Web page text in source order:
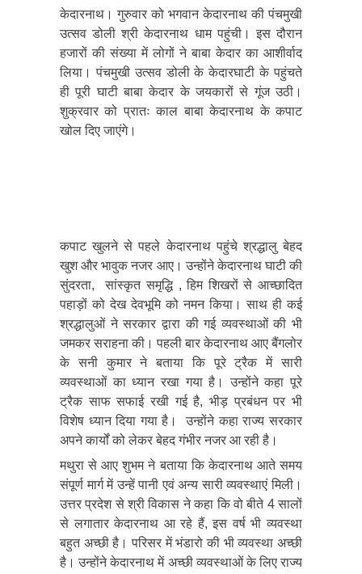
केदारनाथ। गुरुवार को भगवान केदारनाथ की पंचमुखी
उत्सव डोली श्री केदारनाथ धाम पहुंची। इस दौरान
हजारों की संख्या में लोगों ने बाबा केदार का आशीर्वाद
लिया। पंचमुखी उत्सव डोली के केदारघाटी के पहुंचते
ही पूरी घाटी बाबा केदार के जयकारों से गूंज उठी।
शुक्रवार को प्रातः काल बाबा केदारनाथ के कपाट
खोल दिए जाएंगे।
कपाट खुलने से पहले केदारनाथ पहुंचे श्रद्धालु बेहद
खुश और भावुक नजर आए। उन्होंने केदारनाथ घाटी की
सुंदरता, सांस्कृत समृद्धि , हिम शिखरों से आच्छादित
पहाड़ों को देख देवभूमि को नमन किया। साथ ही कई
श्रद्धालुओं ने सरकार द्वारा की गई व्यवस्थाओं की भी
जमकर सराहना की। पहली बार केदारनाथ आए बैंगलोर
के सनी कुमार ने बताया कि पूरे ट्रैक में सारी
व्यवस्थाओं का ध्यान रखा गया है। उन्होंने कहा पूरे
ट्रैक साफ सफाई रखी गई है, भीड़ प्रबंधन पर भी
विशेष ध्यान दिया गया है। उन्होंने कहा राज्य सरकार
अपने कार्यों को लेकर बेहद गंभीर नजर आ रही है।
मथुरा से आए शुभम ने बताया कि केदारनाथ आते समय
संपूर्ण मार्ग में उन्हें पानी एवं अन्य सारी व्यवस्थाएं मिली।
उत्तर प्रदेश से श्री विकास ने कहा कि वो बीते 4 सालों
से लगातार केदारनाथ आ रहे हैं, इस वर्ष भी व्यवस्था
बहुत अच्छी है। परिसर में भंडारो की भी व्यवस्था अच्छी
है। उन्होंने केदारनाथ में अच्छी व्यवस्थाओं के लिए राज्य